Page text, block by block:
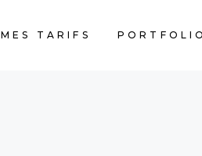
MES TARIFS PORTFOLIO